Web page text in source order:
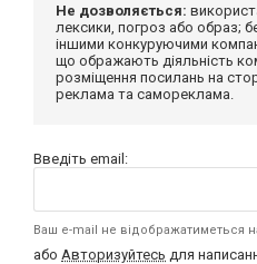
Не дозволяється:
лексики, погроз або образ;
іншими конкуруючими
що ображають діяльність
розміщення посилань на
реклама та самореклама.
Введіть email:
Ваш e-mail не відображатиметься
або Авторизуйтесь для